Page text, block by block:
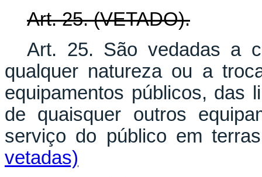
Art. 25. (VETADO).
Art. 25. São vedadas a
qualquer natureza ou a
equipamentos públicos, das
de quaisquer outros
serviço do público em
vetadas)